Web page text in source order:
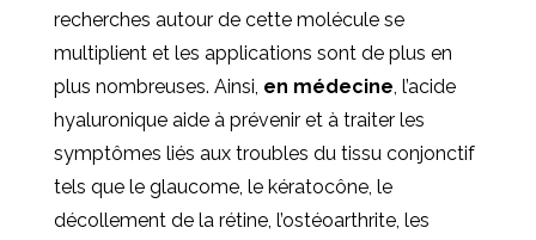
recherches autour de cette molécule se
multiplient et les applications sont de plus en
plus nombreuses. Ainsi, en médecine, l’acide
hyaluronique aide à prévenir et à traiter les
symptômes liés aux troubles du tissu conjonctif
tels que le glaucome, le kératocône, le
décollement de la rétine, l’ostéoarthrite, les